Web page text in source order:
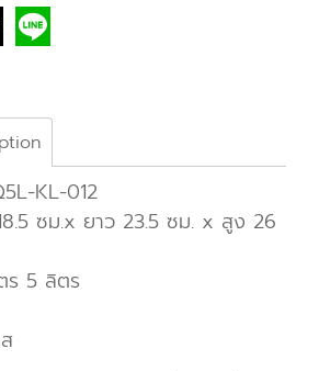
KL-012
ซม.x ยาว 23.5 ซม. x สูง 26
ลิตร